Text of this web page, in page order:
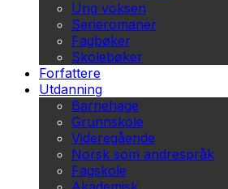
Ung voksen
Serieromaner
Fagbøker
Skolebøker
Forfattere
Utdanning
Barnehage
Grunnskole
Videregående
Norsk som andrespråk
Fagskole